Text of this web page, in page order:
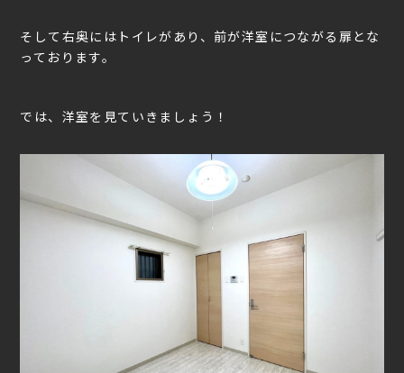
そして右奥にはトイレがあり、前が洋室につながる扉とな
っております。
では、洋室を見ていきましょう！